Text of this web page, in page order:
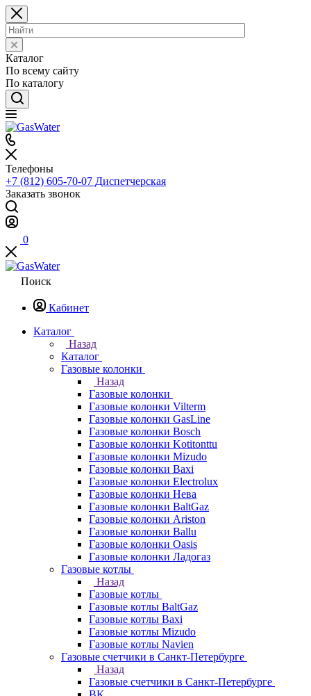
Каталог
По всему сайту
По каталогу
Телефоны
+7 (812) 605-70-07 Диспетчерская
Заказать звонок
0
Поиск
Кабинет
Каталог
Назад
Каталог
Газовые колонки
Назад
Газовые колонки
Газовые колонки Vilterm
Газовые колонки GasLine
Газовые колонки Bosch
Газовые колонки Kotitonttu
Газовые колонки Mizudo
Газовые колонки Baxi
Газовые колонки Electrolux
Газовые колонки Нева
Газовые колонки BaltGaz
Газовые колонки Ariston
Газовые колонки Ballu
Газовые колонки Oasis
Газовые колонки Ладогаз
Газовые котлы
Назад
Газовые котлы
Газовые котлы BaltGaz
Газовые котлы Baxi
Газовые котлы Mizudo
Газовые котлы Navien
Газовые счетчики в Санкт-Петербурге
Назад
Газовые счетчики в Санкт-Петербурге